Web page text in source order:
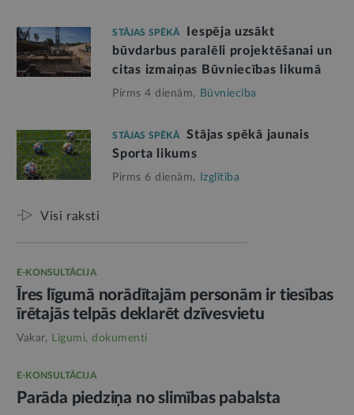
STĀJAS SPĒKĀ
Iespēja uzsākt
būvdarbus paralēli projektēšanai un
citas izmaiņas Būvniecības likumā
Pirms 4 dienām, Būvniecība
STĀJAS SPĒKĀ
Stājas spēkā jaunais
Sporta likums
Pirms 6 dienām, Izglītība
Visi raksti
E-KONSULTĀCIJA
Īres līgumā norādītajām personām ir tiesības
īrētajās telpās deklarēt dzīvesvietu
Vakar, Līgumi, dokumenti
E-KONSULTĀCIJA
Parāda piedziņa no slimības pabalsta